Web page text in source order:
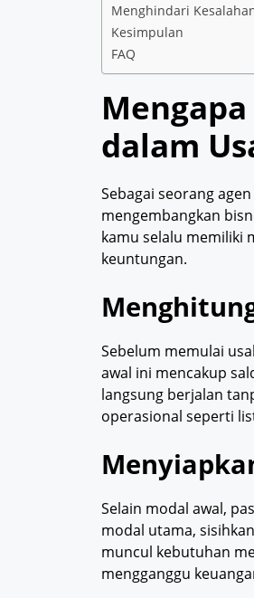
Menghindari
Kesimpulan
FAQ
dalam
Sebagai seorang agen
mengembangkan
kamu selalu memiliki
keuntungan.
Sebelum memulai
awal ini mencakup
langsung berjalan
operasional seperti
Selain modal awal,
modal utama,
muncul kebutuhan
mengganggu